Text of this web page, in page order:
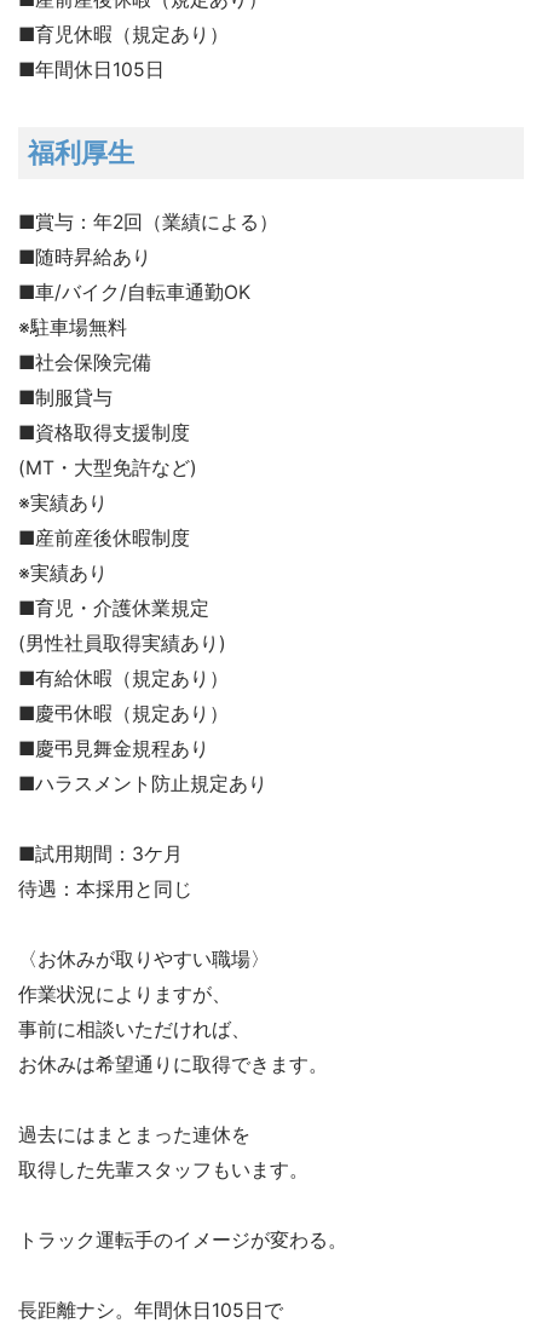
■育児休暇（規定あり）
■年間休日105日
福利厚生
■賞与：年2回（業績による）
■随時昇給あり
■車/バイク/自転車通勤OK
※駐車場無料
■社会保険完備
■制服貸与
■資格取得支援制度
(MT・大型免許など)
※実績あり
■産前産後休暇制度
※実績あり
■育児・介護休業規定
(男性社員取得実績あり)
■有給休暇（規定あり）
■慶弔休暇（規定あり）
■慶弔見舞金規程あり
■ハラスメント防止規定あり
■試用期間：3ケ月
待遇：本採用と同じ
〈お休みが取りやすい職場〉
作業状況によりますが、
事前に相談いただければ、
お休みは希望通りに取得できます。
過去にはまとまった連休を
取得した先輩スタッフもいます。
トラック運転手のイメージが変わる。
長距離ナシ。年間休日105日で